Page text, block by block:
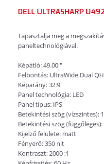
DELL ULTRASHARP
Tapasztalja meg a
paneltechnológiával.
Képátló: 49.00 "
Felbontás: UltraWide Dual
Képarány: 32:9
Panel technológia: LED
Panel típus: IPS
Betekintési szög (vízszintes):
Betekintési szög (függőleges):
Kijelző felülete: matt
Fényerő: 350 nit
Kontraszt: 2000 :1